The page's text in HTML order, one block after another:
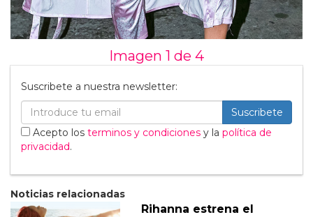
Imagen 1 de 4
Suscribete a nuestra newsletter:
Suscribete
Acepto los terminos y condiciones y la política de
privacidad.
Noticias relacionadas
Rihanna estrena el